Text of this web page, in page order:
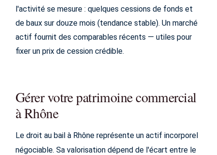
l'activité se mesure : quelques cessions de fonds et
de baux sur douze mois (tendance stable). Un marché
actif fournit des comparables récents — utiles pour
fixer un prix de cession crédible.
Gérer votre patrimoine commercial
à Rhône
Le droit au bail à Rhône représente un actif incorporel
négociable. Sa valorisation dépend de l'écart entre le